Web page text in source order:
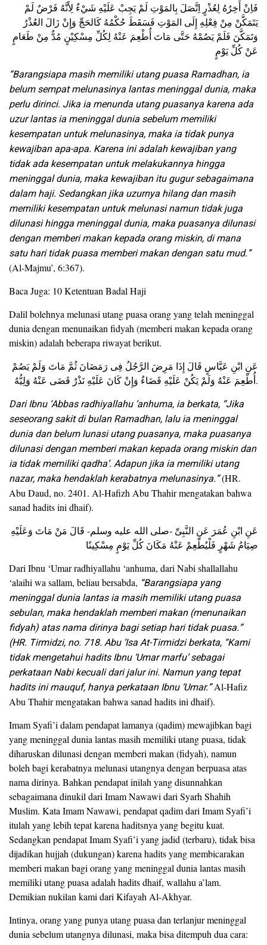
فَاِنْ أَخِرُهُ لِعُذْرٍ اِتَّصَلَ بِالمَوْتِ لَمْ يَجِبْ عَلَيْهِ شَيْءٌ لِأَنَّهُ فَرْضٌ لَمْ
يَتَمَكَّنْ مِنْ فِعْلِهِ إِلَى المَوْتِ فَسَقَطَ حُكْمُهُ كَالحَجِّ وَإِنْ زَالَ العُذْرُ
وَتَمَكَّنَ فَلَمْ يَصُمْهُ حَتَّى مَاتَ أُطْعِمَ عَنْهُ لِكُلِّ مِسْكِيْنٍ مُدٌّ مِنْ طَعَامٍ
عَنْ كُلِّ يَوْمٍ
“Barangsiapa masih memiliki utang puasa Ramadhan, ia
belum sempat melunasinya lantas meninggal dunia, maka
perlu dirinci. Jika ia menunda utang puasanya karena ada
uzur lantas ia meninggal dunia sebelum memiliki
kesempatan untuk melunasinya, maka ia tidak punya
kewajiban apa-apa. Karena ini adalah kewajiban yang
tidak ada kesempatan untuk melakukannya hingga
meninggal dunia, maka kewajiban itu gugur sebagaimana
dalam haji. Sedangkan jika uzurnya hilang dan masih
memiliki kesempatan untuk melunasi namun tidak juga
dilunasi hingga meninggal dunia, maka puasanya dilunasi
dengan memberi makan kepada orang miskin, di mana
satu hari tidak puasa memberi makan dengan satu mud.”
(Al-Majmu’, 6:367).
Baca Juga: 10 Ketentuan Badal Haji
Dalil bolehnya melunasi utang puasa orang yang telah meninggal
dunia dengan menunaikan fidyah (memberi makan kepada orang
miskin) adalah beberapa riwayat berikut.
عَنِ ابْنِ عَبَّاسٍ قَالَ إِذَا مَرِضَ الرَّجُلُ فِى رَمَضَانَ ثُمَّ مَاتَ وَلَمْ يَصُمْ
أُطْعِمَ عَنْهُ وَلَمْ يَكُنْ عَلَيْهِ قَضَاءٌ وَإِنْ كَانَ عَلَيْهِ نَذْرٌ قَضَى عَنْهُ وَلِيُّهُ.
Dari Ibnu ‘Abbas radhiyallahu ‘anhuma, ia berkata, “Jika
seseorang sakit di bulan Ramadhan, lalu ia meninggal
dunia dan belum lunasi utang puasanya, maka puasanya
dilunasi dengan memberi makan kepada orang miskin dan
ia tidak memiliki qadha’. Adapun jika ia memiliki utang
nazar, maka hendaklah kerabatnya melunasinya.”(HR.
Abu Daud, no. 2401. Al-Hafizh Abu Thahir mengatakan bahwa
sanad hadits ini dhaif).
عَنِ ابْنِ عُمَرَ عَنِ النَّبِىِّ -صلى الله عليه وسلم- قَالَ مَنْ مَاتَ وَعَلَيْهِ
صِيَامُ شَهْرٍ فَلْيُطْعِمْ عَنْهُ مَكَانَ كُلِّ يَوْمٍ مِسْكِينًا
Dari Ibnu ‘Umar radhiyallahu ‘anhuma, dari Nabi shallallahu
‘alaihi wa sallam, beliau bersabda, “Barangsiapa yang
meninggal dunia lantas ia masih memiliki utang puasa
sebulan, maka hendaklah memberi makan (menunaikan
fidyah) atas nama dirinya bagi setiap hari tidak puasa.”
(HR. Tirmidzi, no. 718. Abu ‘Isa At-Tirmidzi berkata, “Kami
tidak mengetahui hadits Ibnu ‘Umar marfu’ sebagai
perkataan Nabi kecuali dari jalur ini. Namun yang tepat
hadits ini mauquf, hanya perkataan Ibnu ‘Umar.”Al-Hafiz
Abu Thahir mengatakan bahwa sanad hadits ini dhaif).
Imam Syafi’i dalam pendapat lamanya (qadim) mewajibkan bagi
yang meninggal dunia lantas masih memiliki utang puasa, tidak
diharuskan dilunasi dengan memberi makan (fidyah), namun
boleh bagi kerabatnya melunasi utangnya dengan berpuasa atas
nama dirinya. Bahkan pendapat inilah yang disunnahkan
sebagaimana dinukil dari Imam Nawawi dari Syarh Shahih
Muslim. Kata Imam Nawawi, pendapat qadim dari Imam Syafi’i
itulah yang lebih tepat karena haditsnya yang begitu kuat.
Sedangkan pendapat Imam Syafi’i yang jadid (terbaru), tidak bisa
dijadikan hujjah (dukungan) karena hadits yang membicarakan
memberi makan bagi orang yang meninggal dunia lantas masih
memiliki utang puasa adalah hadits dhaif, wallahu a’lam.
Demikian nukilan kami dari Kifayah Al-Akhyar.
Intinya, orang yang punya utang puasa dan terlanjur meninggal
dunia sebelum utangnya dilunasi, maka bisa ditempuh dua cara: